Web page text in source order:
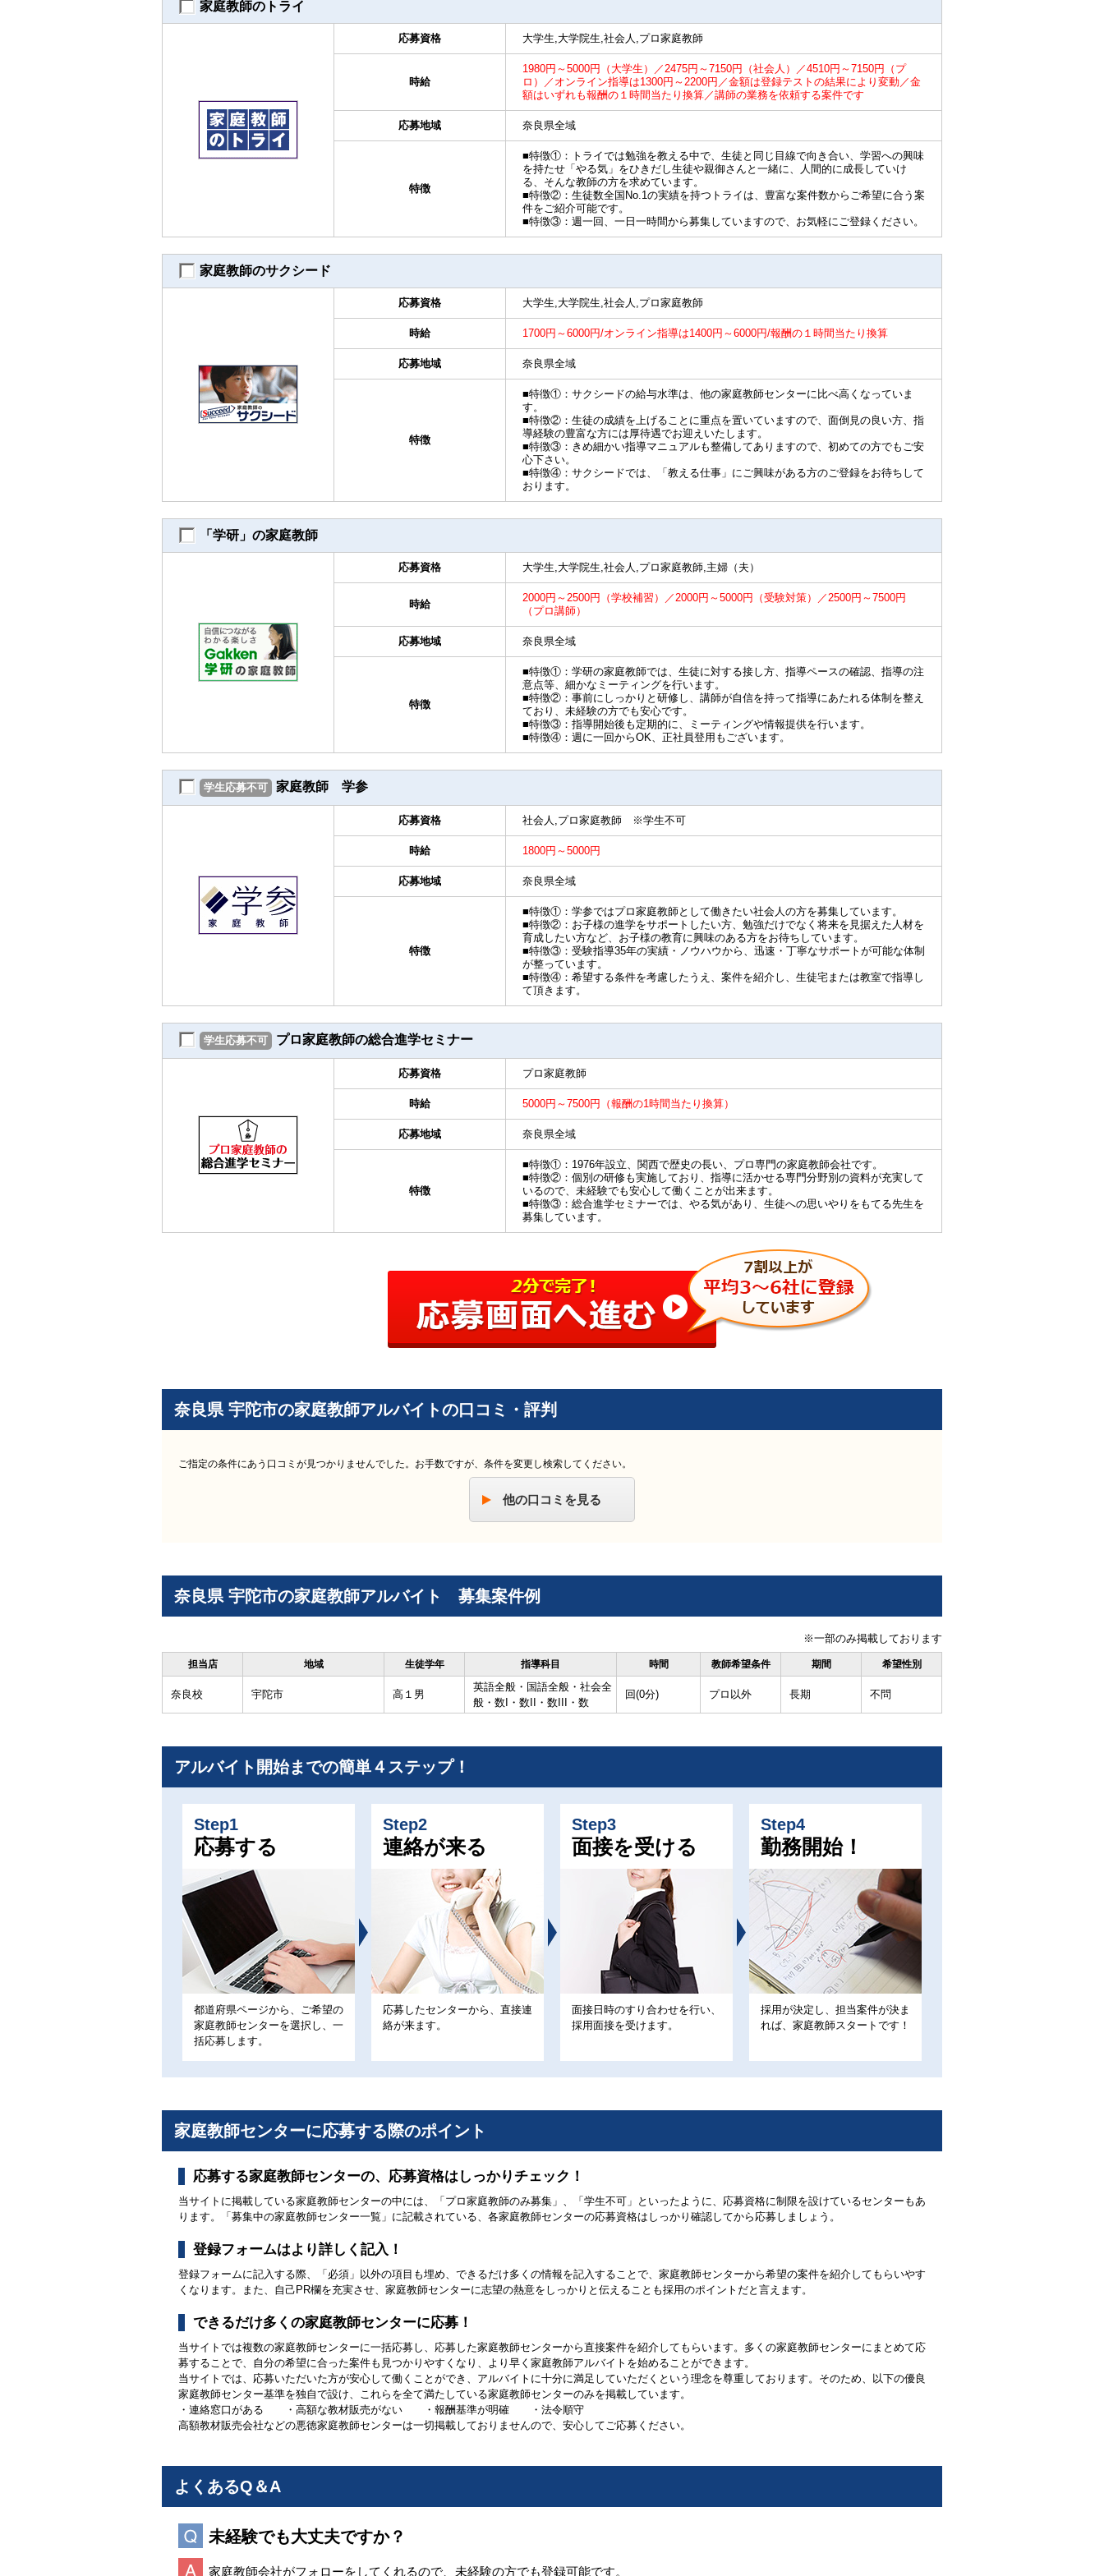
家庭教師のトライ
応募資格 大学生,大学院生,社会人,プロ家庭教師
時給
1980円～5000円（大学生）／2475円～7150円（社会人）／4510円～7150円（プ
ロ）／オンライン指導は1300円～2200円／金額は登録テストの結果により変動／金
額はいずれも報酬の１時間当たり換算／講師の業務を依頼する案件です
応募地域 奈良県全域
特徴
■特徴①：トライでは勉強を教える中で、生徒と同じ目線で向き合い、学習への興味
を持たせ「やる気」をひきだし生徒や親御さんと一緒に、人間的に成長していけ
る、そんな教師の方を求めています。
■特徴②：生徒数全国No.1の実績を持つトライは、豊富な案件数からご希望に合う案
件をご紹介可能です。
■特徴③：週一回、一日一時間から募集していますので、お気軽にご登録ください。
家庭教師のサクシード
応募資格 大学生,大学院生,社会人,プロ家庭教師
時給 1700円～6000円/オンライン指導は1400円～6000円/報酬の１時間当たり換算
応募地域 奈良県全域
特徴
■特徴①：サクシードの給与水準は、他の家庭教師センターに比べ高くなっていま
す。
■特徴②：生徒の成績を上げることに重点を置いていますので、面倒見の良い方、指
導経験の豊富な方には厚待遇でお迎えいたします。
■特徴③：きめ細かい指導マニュアルも整備してありますので、初めての方でもご安
心下さい。
■特徴④：サクシードでは、「教える仕事」にご興味がある方のご登録をお待ちして
おります。
「学研」の家庭教師
応募資格 大学生,大学院生,社会人,プロ家庭教師,主婦（夫）
時給
2000円～2500円（学校補習）／2000円～5000円（受験対策）／2500円～7500円
（プロ講師）
応募地域 奈良県全域
特徴
■特徴①：学研の家庭教師では、生徒に対する接し方、指導ペースの確認、指導の注
意点等、細かなミーティングを行います。
■特徴②：事前にしっかりと研修し、講師が自信を持って指導にあたれる体制を整え
ており、未経験の方でも安心です。
■特徴③：指導開始後も定期的に、ミーティングや情報提供を行います。
■特徴④：週に一回からOK、正社員登用もございます。
学生応募不可 家庭教師 学参
応募資格 社会人,プロ家庭教師 ※学生不可
時給 1800円～5000円
応募地域 奈良県全域
特徴
■特徴①：学参ではプロ家庭教師として働きたい社会人の方を募集しています。
■特徴②：お子様の進学をサポートしたい方、勉強だけでなく将来を見据えた人材を
育成したい方など、お子様の教育に興味のある方をお待ちしています。
■特徴③：受験指導35年の実績・ノウハウから、迅速・丁寧なサポートが可能な体制
が整っています。
■特徴④：希望する条件を考慮したうえ、案件を紹介し、生徒宅または教室で指導し
て頂きます。
学生応募不可 プロ家庭教師の総合進学セミナー
応募資格 プロ家庭教師
時給 5000円～7500円（報酬の1時間当たり換算）
応募地域 奈良県全域
特徴
■特徴①：1976年設立、関西で歴史の長い、プロ専門の家庭教師会社です。
■特徴②：個別の研修も実施しており、指導に活かせる専門分野別の資料が充実して
いるので、未経験でも安心して働くことが出来ます。
■特徴③：総合進学セミナーでは、やる気があり、生徒への思いやりをもてる先生を
募集しています。
奈良県 宇陀市の家庭教師アルバイトの口コミ・評判
ご指定の条件にあう口コミが見つかりませんでした。お手数ですが、条件を変更し検索してください。
他の口コミを見る
奈良県 宇陀市の家庭教師アルバイト 募集案件例
※一部のみ掲載しております
担当店 地域 生徒学年 指導科目 時間 教師希望条件 期間 希望性別
奈良校 宇陀市 高１男
英語全般・国語全般・社会全
般・数I・数II・数III・数
回(0分) プロ以外 長期 不問
アルバイト開始までの簡単４ステップ！
Step1
応募する
都道府県ページから、ご希望の
家庭教師センターを選択し、一
括応募します。
Step2
連絡が来る
応募したセンターから、直接連
絡が来ます。
Step3
面接を受ける
面接日時のすり合わせを行い、
採用面接を受けます。
Step4
勤務開始！
採用が決定し、担当案件が決ま
れば、家庭教師スタートです！
家庭教師センターに応募する際のポイント
応募する家庭教師センターの、応募資格はしっかりチェック！
当サイトに掲載している家庭教師センターの中には、「プロ家庭教師のみ募集」、「学生不可」といったように、応募資格に制限を設けているセンターもあ
ります。「募集中の家庭教師センター一覧」に記載されている、各家庭教師センターの応募資格はしっかり確認してから応募しましょう。
登録フォームはより詳しく記入！
登録フォームに記入する際、「必須」以外の項目も埋め、できるだけ多くの情報を記入することで、家庭教師センターから希望の案件を紹介してもらいやす
くなります。また、自己PR欄を充実させ、家庭教師センターに志望の熱意をしっかりと伝えることも採用のポイントだと言えます。
できるだけ多くの家庭教師センターに応募！
当サイトでは複数の家庭教師センターに一括応募し、応募した家庭教師センターから直接案件を紹介してもらいます。多くの家庭教師センターにまとめて応
募することで、自分の希望に合った案件も見つかりやすくなり、より早く家庭教師アルバイトを始めることができます。
当サイトでは、応募いただいた方が安心して働くことができ、アルバイトに十分に満足していただくという理念を尊重しております。そのため、以下の優良
家庭教師センター基準を独自で設け、これらを全て満たしている家庭教師センターのみを掲載しています。
・連絡窓口がある ・高額な教材販売がない ・報酬基準が明確 ・法令順守
高額教材販売会社などの悪徳家庭教師センターは一切掲載しておりませんので、安心してご応募ください。
よくあるQ＆A
未経験でも大丈夫ですか？
家庭教師会社がフォローをしてくれるので、未経験の方でも登録可能です。